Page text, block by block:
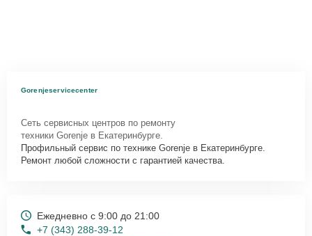
Gorenjeservicecenter
Сеть сервисных центров по ремонту
техники Gorenje в Екатеринбурге.
Профильный сервис по технике Gorenje в Екатеринбурге.
Ремонт любой сложности с гарантией качества.
Ежедневно с 9:00 до 21:00
+7 (343) 288-39-12